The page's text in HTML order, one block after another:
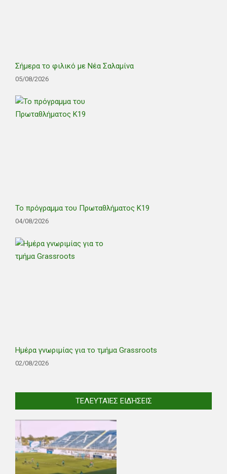
Σήμερα το φιλικό με Νέα Σαλαμίνα
05/08/2026
Το πρόγραμμα του Πρωταθλήματος Κ19
04/08/2026
Ημέρα γνωριμίας για το τμήμα Grassroots
02/08/2026
ΤΕΛΕΥΤΑΊΕΣ ΕΙΔΉΣΕΙΣ